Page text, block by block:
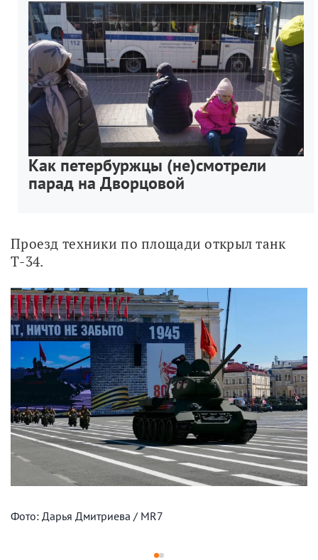
Как петербуржцы (не)смотрели
парад на Дворцовой
Проезд техники по площади открыл танк
Т-34.
Фото: Дарья Дмитриева / MR7